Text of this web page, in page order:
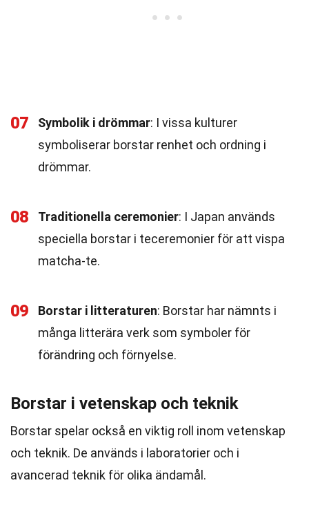
07 Symbolik i drömmar: I vissa kulturer
symboliserar borstar renhet och ordning i
drömmar.
08 Traditionella ceremonier: I Japan används
speciella borstar i teceremonier för att vispa
matcha-te.
09 Borstar i litteraturen: Borstar har nämnts i
många litterära verk som symboler för
förändring och förnyelse.
Borstar i vetenskap och teknik
Borstar spelar också en viktig roll inom vetenskap
och teknik. De används i laboratorier och i
avancerad teknik för olika ändamål.